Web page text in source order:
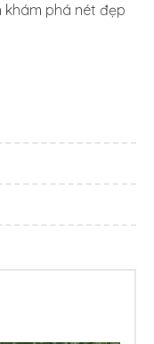
khám phá nét đẹp